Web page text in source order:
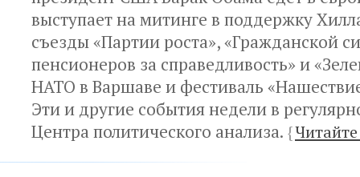
выступает на митинге в поддержку
съезды «Партии роста», «Гражданской
пенсионеров за справедливость» и
НАТО в Варшаве и фестиваль
Эти и другие события недели в
Центра политического анализа. {